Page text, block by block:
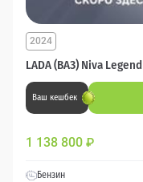
LADA (ВАЗ) Niva Legend
2024
Ваш кешбек
1 138 800 ₽
Бензин